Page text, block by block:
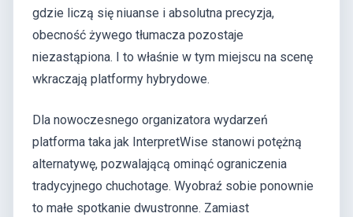
gdzie liczą się niuanse i absolutna precyzja,
obecność żywego tłumacza pozostaje
niezastąpiona. I to właśnie w tym miejscu na scenę
wkraczają platformy hybrydowe.
Dla nowoczesnego organizatora wydarzeń
platforma taka jak InterpretWise stanowi potężną
alternatywę, pozwalającą ominąć ograniczenia
tradycyjnego chuchotage. Wyobraź sobie ponownie
to małe spotkanie dwustronne. Zamiast